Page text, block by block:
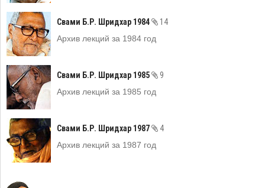
Свами Б.Р. Шридхар 1984
14
Архив лекций за 1984 год
Свами Б.Р. Шридхар 1985
9
Архив лекций за 1985 год
Свами Б.Р. Шридхар 1987
4
Архив лекций за 1987 год